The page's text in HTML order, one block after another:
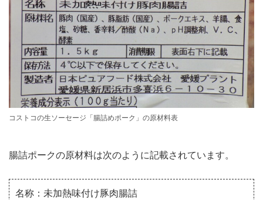
コストコの生ソーセージ「腸詰めポーク」の原材料表
腸詰ポークの原材料は次のように記載されています。
名称：未加熱味付け豚肉腸詰